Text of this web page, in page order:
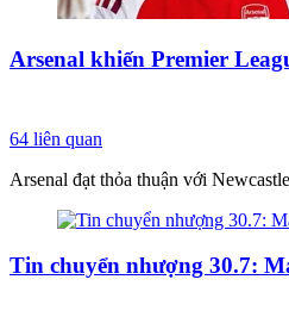
Arsenal khiến Premier
64 liên quan
Arsenal đạt thỏa thuận với
Tin chuyển nhượng 30.7: